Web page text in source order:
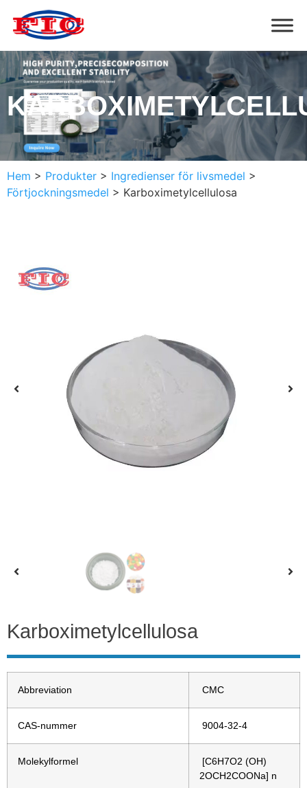
Hem > Produkter > Ingredienser för livsmedel >
Förtjockningsmedel > Karboximetylcellulosa
Karboximetylcellulosa
Abbreviation CMC
CAS-nummer 9004-32-4
Molekylformel
[C6H7O2 (OH)
2OCH2COONa] n